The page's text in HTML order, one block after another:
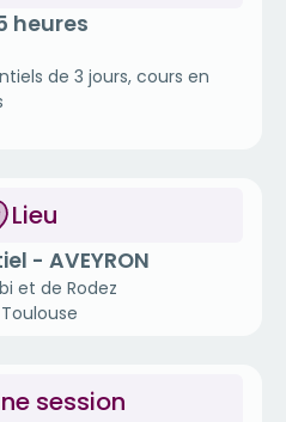
heures
de 3 jours, cours en
Lieu
- AVEYRON
et de Rodez
session